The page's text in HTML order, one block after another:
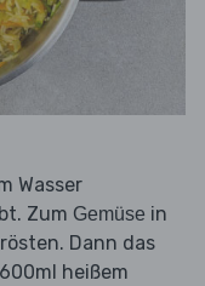
Wasser
Zum Gemüse in
Dann das
heißem